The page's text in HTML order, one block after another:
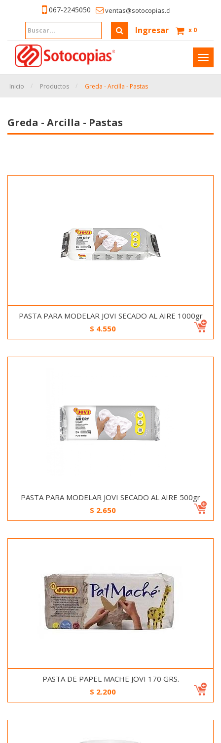
067-2245050 ventas@sotocopias.cl
Ingresar x 0
Inicio Productos Greda - Arcilla - Pastas
Greda - Arcilla - Pastas
PASTA PARA MODELAR JOVI SECADO AL AIRE 1000gr
$ 4.550
PASTA PARA MODELAR JOVI SECADO AL AIRE 500gr
$ 2.650
PASTA DE PAPEL MACHE JOVI 170 GRS.
$ 2.200